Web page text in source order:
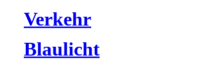
Verkehr
Blaulicht